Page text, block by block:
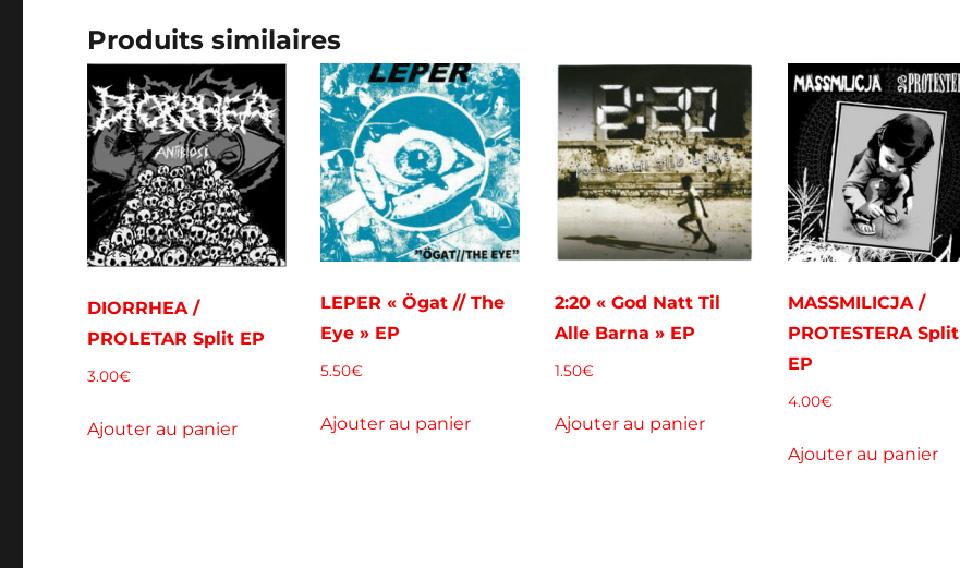
Produits similaires
DIORRHEA /
PROLETAR Split EP
3.00€
Ajouter au panier
LEPER « Ögat // The
Eye » EP
5.50€
Ajouter au panier
2:20 « God Natt Til
Alle Barna » EP
1.50€
Ajouter au panier
MASSMILICJA /
PROTESTERA Split
EP
4.00€
Ajouter au panier